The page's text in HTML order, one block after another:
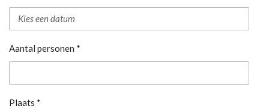
Aantal personen *
Plaats *